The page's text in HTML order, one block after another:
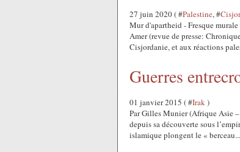
27 juin 2020 ( #Palestine, #
Mur d'apartheid - Fresque
Amer (revue de presse:
Cisjordanie, et aux réactions
Guerres
01 janvier 2015 ( #Irak)
Par Gilles Munier (Afrique Asie
depuis sa découverte sous
islamique plongent le « berceau...